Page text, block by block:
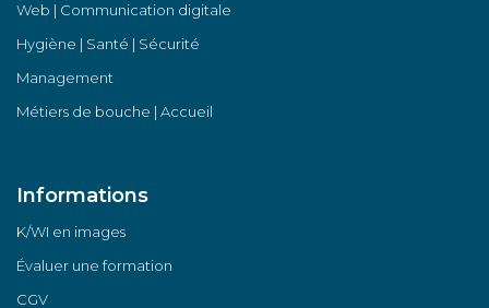
Web | Communication digitale
Hygiène | Santé | Sécurité
Management
Métiers de bouche | Accueil
Informations
K/WI en images
Évaluer une formation
CGV